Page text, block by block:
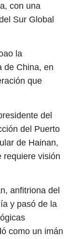
con una
Sur Global
la
de China, en
que
del
del Puerto
de Hainan,
requiere visión
anfitriona del
y pasó de la
como un imán